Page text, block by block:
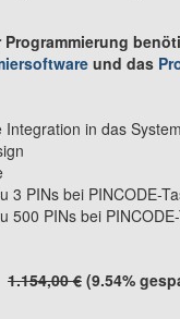
Programmierung
und das
Integration in das
3 PINs bei PINCODE-
500 PINs bei
1.154,00 €(9.54%